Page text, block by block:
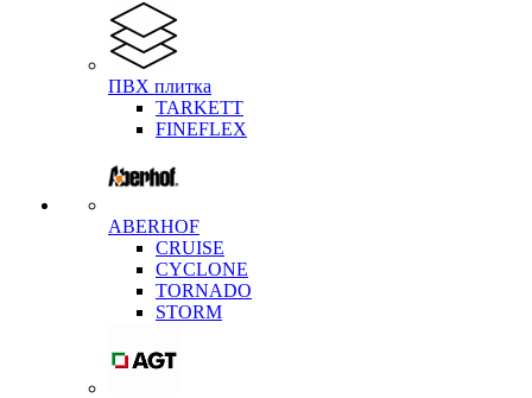
ПВХ плитка
TARKETT
FINEFLEX
ABERHOF
CRUISE
CYCLONE
TORNADO
STORM